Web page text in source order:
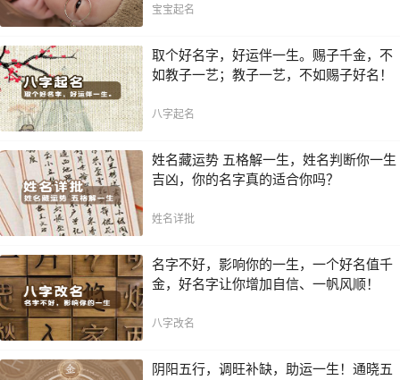
宝宝起名
取个好名字，好运伴一生。赐子千金，不
如教子一艺；教子一艺，不如赐子好名！
八字起名
姓名藏运势 五格解一生，姓名判断你一生
吉凶，你的名字真的适合你吗？
姓名详批
名字不好，影响你的一生，一个好名值千
金，好名字让你增加自信、一帆风顺！
八字改名
阴阳五行，调旺补缺，助运一生！通晓五